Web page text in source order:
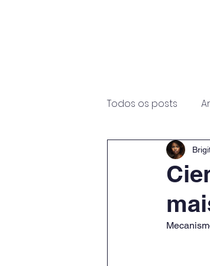
Todos os posts